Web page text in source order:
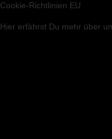
Cookie-Richtlinien EU
Hier erfährst Du mehr über